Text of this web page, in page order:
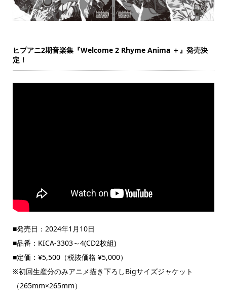
ヒプアニ2期音楽集『Welcome 2 Rhyme Anima ＋』発売決
定！
■発売日：2024年1月10日
■品番：KICA-3303～4(CD2枚組)
■定価：¥5,500（税抜価格 ¥5,000）
※初回生産分のみアニメ描き下ろしBigサイズジャケット
（265mm×265mm）